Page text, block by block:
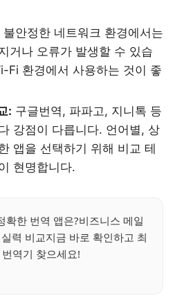
불안정한 네트워크 환경에서는
거나 오류가 발생할 수 있습
Fi 환경에서 사용하는 것이 좋
: 구글번역, 파파고, 지니톡 등
강점이 다릅니다. 언어별, 상
앱을 선택하기 위해 비교 테
현명합니다.
확한 번역 앱은?비즈니스 메일
력 비교지금 바로 확인하고 최
역기 찾으세요!